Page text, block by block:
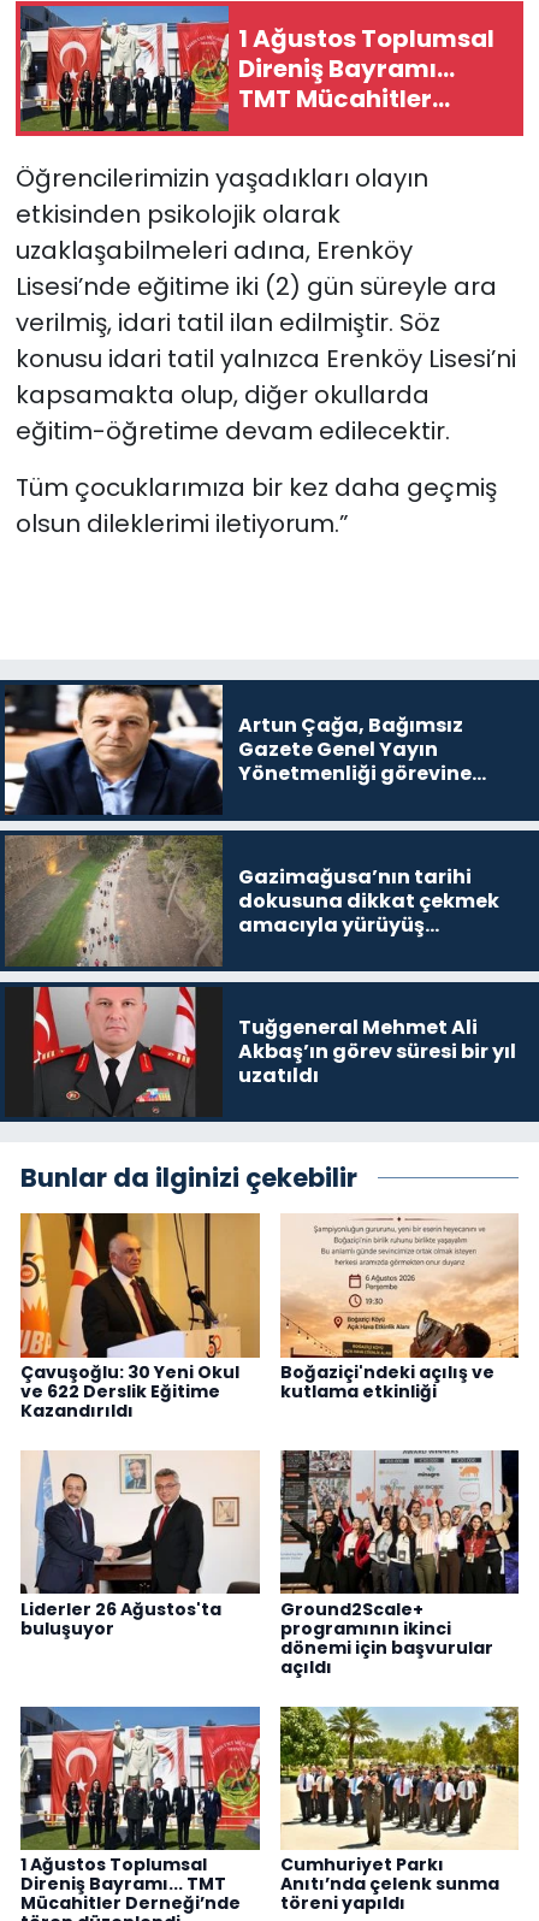
1 Ağustos Toplumsal
Direniş Bayramı...
TMT Mücahitler
Derneği’nde tören
Öğrencilerimizin yaşadıkları olayın
etkisinden psikolojik olarak
uzaklaşabilmeleri adına, Erenköy
Lisesi’nde eğitime iki (2) gün süreyle ara
verilmiş, idari tatil ilan edilmiştir. Söz
konusu idari tatil yalnızca Erenköy Lisesi’ni
kapsamakta olup, diğer okullarda
eğitim-öğretime devam edilecektir.
Tüm çocuklarımıza bir kez daha geçmiş
olsun dileklerimi iletiyorum.”
Artun Çağa, Bağımsız
Gazete Genel Yayın
Yönetmenliği görevine
Gazimağusa’nın tarihi
dokusuna dikkat çekmek
amacıyla yürüyüş
Tuğgeneral Mehmet Ali
Akbaş’ın görev süresi bir yıl
uzatıldı
Bunlar da ilginizi çekebilir
Çavuşoğlu: 30 Yeni Okul
ve 622 Derslik Eğitime
Kazandırıldı
Boğaziçi'ndeki açılış ve
kutlama etkinliği
Liderler 26 Ağustos'ta
buluşuyor
Ground2Scale+
programının ikinci
dönemi için başvurular
açıldı
1 Ağustos Toplumsal
Direniş Bayramı... TMT
Mücahitler Derneği’nde
Cumhuriyet Parkı
Anıtı’nda çelenk sunma
töreni yapıldı